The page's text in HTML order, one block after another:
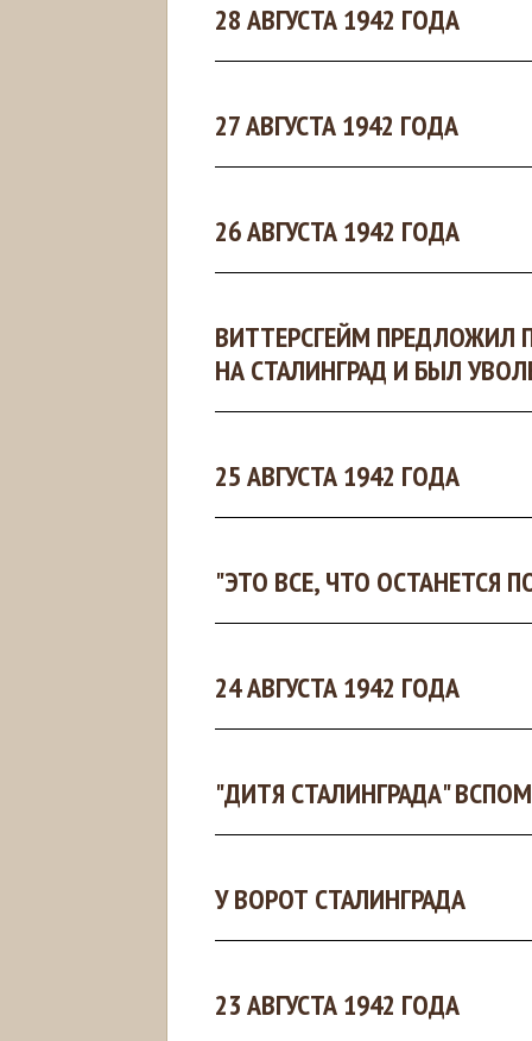
28 АВГУСТА 1942 ГОДА
27 АВГУСТА 1942 ГОДА
26 АВГУСТА 1942 ГОДА
ВИТТЕРСГЕЙМ ПРЕДЛОЖИЛ
НА СТАЛИНГРАД И БЫЛ
25 АВГУСТА 1942 ГОДА
"ЭТО ВСЕ, ЧТО ОСТАНЕТСЯ
24 АВГУСТА 1942 ГОДА
"ДИТЯ СТАЛИНГРАДА"
У ВОРОТ СТАЛИНГРАДА
23 АВГУСТА 1942 ГОДА